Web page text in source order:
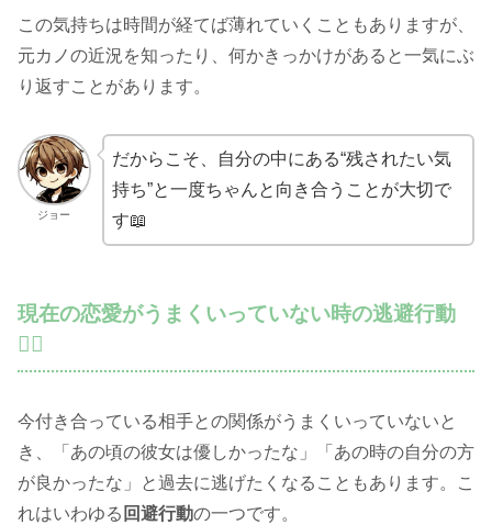
この気持ちは時間が経てば薄れていくこともありますが、
元カノの近況を知ったり、何かきっかけがあると一気にぶ
り返すことがあります。
ジョー
だからこそ、自分の中にある“残されたい気
持ち”と一度ちゃんと向き合うことが大切で
す📖
現在の恋愛がうまくいっていない時の逃避行動
🏃‍♂️
今付き合っている相手との関係がうまくいっていないと
き、「あの頃の彼女は優しかったな」「あの時の自分の方
が良かったな」と過去に逃げたくなることもあります。こ
れはいわゆる 回避行動の一つです。